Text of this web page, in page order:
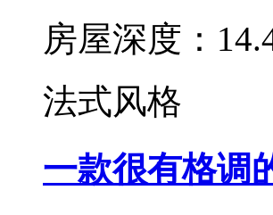
房屋深度：
法式风格
一款很有格调